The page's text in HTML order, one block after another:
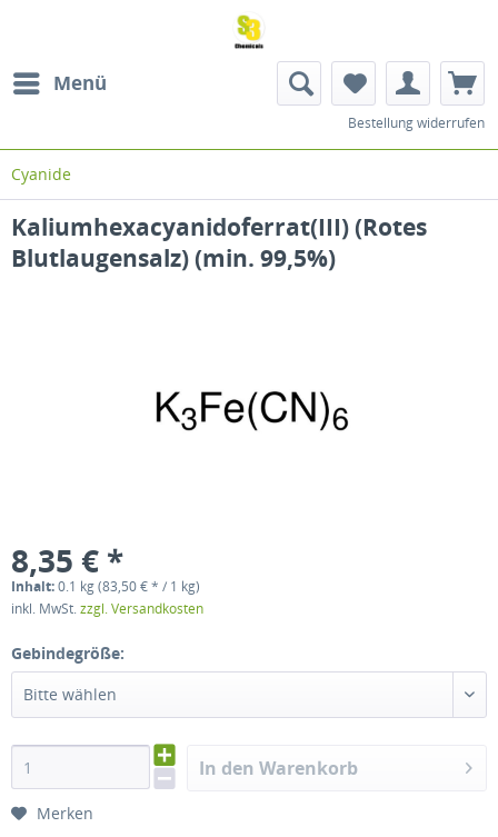
Menü
Bestellung widerrufen
Cyanide
Kaliumhexacyanidoferrat(III) (Rotes
Blutlaugensalz) (min. 99,5%)
8,35 € *
Inhalt:0.1 kg (83,50 € * / 1 kg)
inkl. MwSt.zzgl. Versandkosten
Gebindegröße:
Bitte wählen
In den Warenkorb
Merken